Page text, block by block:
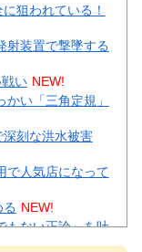
狙われている！
射装置で撃墜する
い NEW!
い「三角定規」
刻な洪水被害
で人気店になって
る NEW!
もない正論』を吐
NEW!